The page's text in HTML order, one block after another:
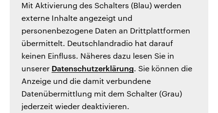
Mit Aktivierung des Schalters (Blau) werden
externe Inhalte angezeigt und
personenbezogene Daten an Drittplattformen
übermittelt. Deutschlandradio hat darauf
keinen Einfluss. Näheres dazu lesen Sie in
unserer Datenschutzerklärung. Sie können die
Anzeige und die damit verbundene
Datenübermittlung mit dem Schalter (Grau)
jederzeit wieder deaktivieren.